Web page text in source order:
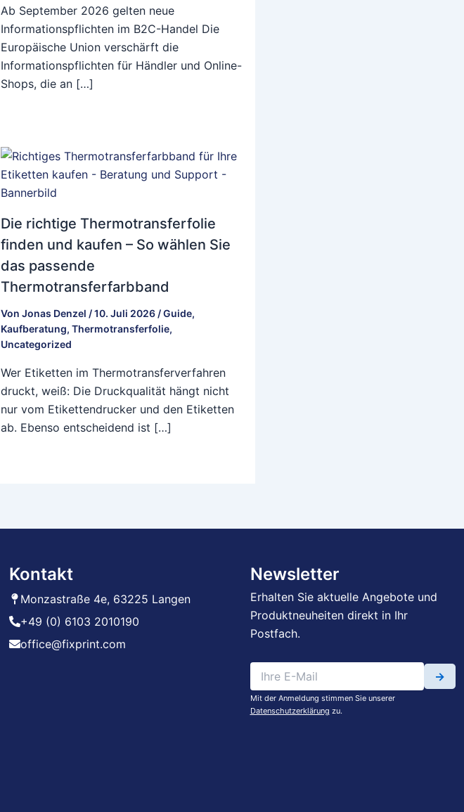
Ab September 2026 gelten neue
Informationspflichten im B2C-Handel Die
Europäische Union verschärft die
Informationspflichten für Händler und Online-
Shops, die an […]
Die richtige Thermotransferfolie
finden und kaufen – So wählen Sie
das passende
Thermotransferfarbband
Von Jonas Denzel /10. Juli 2026 /Guide,
Kaufberatung, Thermotransferfolie,
Uncategorized
Wer Etiketten im Thermotransferverfahren
druckt, weiß: Die Druckqualität hängt nicht
nur vom Etikettendrucker und den Etiketten
ab. Ebenso entscheidend ist […]
Kontakt
Monzastraße 4e, 63225 Langen
+49 (0) 6103 2010190
office@fixprint.com
Newsletter
Erhalten Sie aktuelle Angebote und
Produktneuheiten direkt in Ihr
Postfach.
→
Mit der Anmeldung stimmen Sie unserer
Datenschutzerklärung zu.